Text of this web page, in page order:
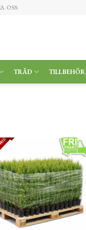
OSS
TRÄD TILLBEHÖR